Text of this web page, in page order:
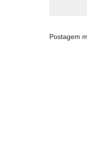
Postagem